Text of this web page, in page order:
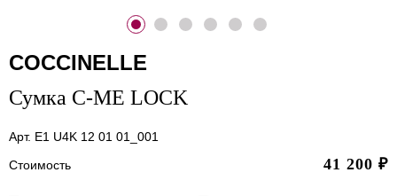
COCCINELLE
Сумка C-ME LOCK
Арт. E1 U4K 12 01 01_001
Стоимость
41 200 ₽